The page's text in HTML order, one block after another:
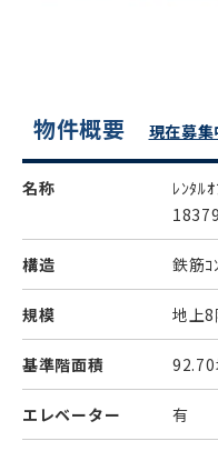
物件概要 現在募
名称 ﾚﾝﾀﾙ
構造 鉄筋ｺ
規模 地上
基準階面積 92.70
エレベーター 有